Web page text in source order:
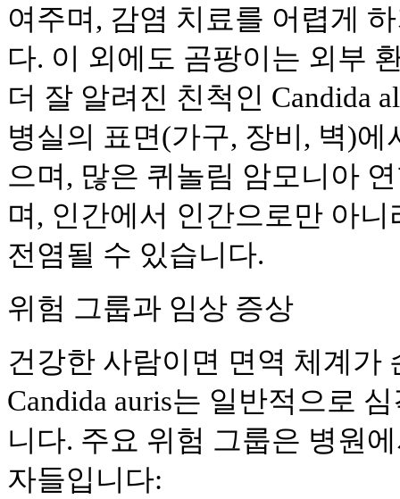
여주며, 감염 치료를 어렵게
다. 이 외에도 곰팡이는 외부
더 잘 알려진 친척인 Candida
병실의 표면(가구, 장비, 벽)
으며, 많은 퀴놀림 암모니아
며, 인간에서 인간으로만 아
전염될 수 있습니다.
위험 그룹과 임상 증상
건강한 사람이면 면역 체계가
Candida auris는 일반적으로
니다. 주요 위험 그룹은 병원
자들입니다: